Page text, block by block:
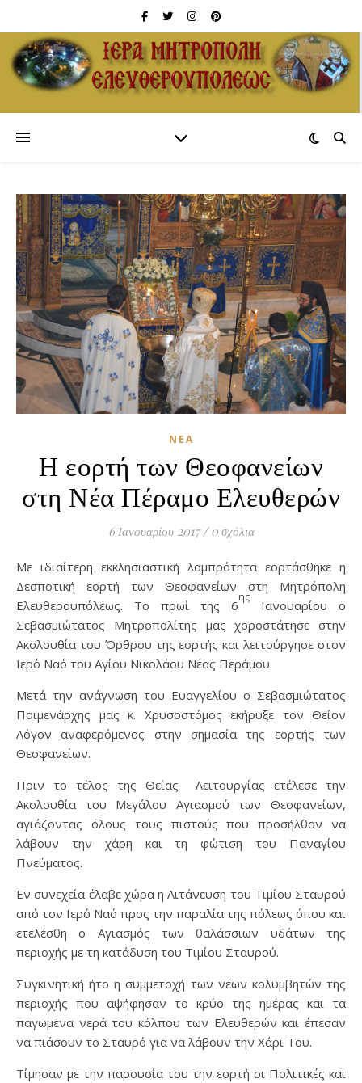
ΝΈΑ
Η εορτή των Θεοφανείων
στη Νέα Πέραμο Ελευθερών
6 Ιανουαρίου 2017 / 0 σχόλια
Με ιδιαίτερη εκκλησιαστική λαμπρότητα εορτάσθηκε η
Δεσποτική εορτή των Θεοφανείων στη Μητρόπολη
Ελευθερουπόλεως. Το πρωί της 6
ης
Ιανουαρίου ο
Σεβασμιώτατος Μητροπολίτης μας χοροστάτησε στην
Ακολουθία του Όρθρου της εορτής και λειτούργησε στον
Ιερό Ναό του Αγίου Νικολάου Νέας Περάμου.
Μετά την ανάγνωση του Ευαγγελίου ο Σεβασμιώτατος
Ποιμενάρχης μας κ. Χρυσοστόμος εκήρυξε τον Θείον
Λόγον αναφερόμενος στην σημασία της εορτής των
Θεοφανείων.
Πριν το τέλος της Θείας Λειτουργίας ετέλεσε την
Ακολουθία του Μεγάλου Αγιασμού των Θεοφανείων,
αγιάζοντας όλους τους πιστούς που προσήλθαν να
λάβουν την χάρη και τη φώτιση του Παναγίου
Πνεύματος.
Εν συνεχεία έλαβε χώρα η Λιτάνευση του Τιμίου Σταυρού
από τον Ιερό Ναό προς την παραλία της πόλεως όπου και
ετελέσθη ο Αγιασμός των θαλάσσιων υδάτων της
περιοχής με τη κατάδυση του Τιμίου Σταυρού.
Συγκινητική ήτο η συμμετοχή των νέων κολυμβητών της
περιοχής που αψήφησαν το κρύο της ημέρας και τα
παγωμένα νερά του κόλπου των Ελευθερών και έπεσαν
να πιάσουν το Σταυρό για να λάβουν την Χάρι Του.
Τίμησαν με την παρουσία του την εορτή οι Πολιτικές και